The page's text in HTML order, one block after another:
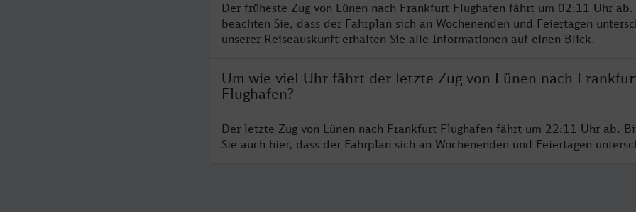
Der früheste Zug von Lünen nach Frankfurt Flughafen fährt um 02:11 Uhr
beachten Sie, dass der Fahrplan sich an Wochenenden und Feiertagen
unserer Reiseauskunft erhalten Sie alle Informationen auf einen Blick.
Um wie viel Uhr fährt der letzte Zug von Lünen nach
Flughafen?
Der letzte Zug von Lünen nach Frankfurt Flughafen fährt um 22:11 Uhr ab.
Sie auch hier, dass der Fahrplan sich an Wochenenden und Feiertagen